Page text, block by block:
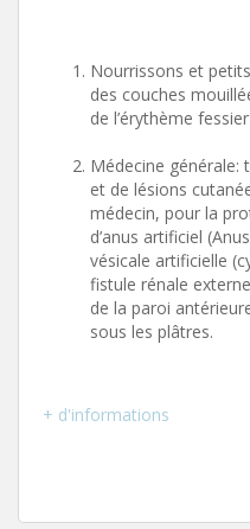
Nourrissons et
des couches
de l’érythème
Médecine générale:
et de lésions
médecin, pour la
d’anus artificiel
vésicale artificielle
fistule rénale
de la paroi
sous les plâtres.
+ d'informations